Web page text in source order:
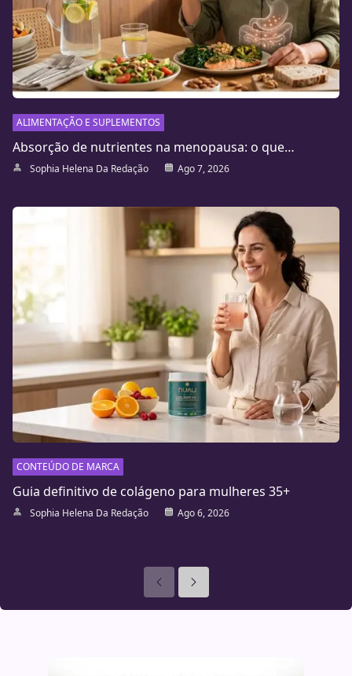
ALIMENTAÇÃO E SUPLEMENTOS
Absorção de nutrientes na menopausa: o que…
Sophia Helena Da Redação Ago 7, 2026
CONTEÚDO DE MARCA
Guia definitivo de colágeno para mulheres 35+
Sophia Helena Da Redação Ago 6, 2026
AnterioresSeguinte